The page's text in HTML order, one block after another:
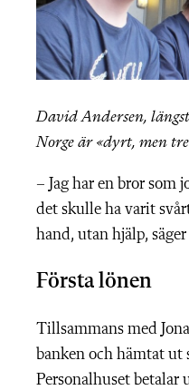
David Andersen,
Norge är «dyrt, men
– Jag har en bror som
det skulle ha varit
hand, utan hjälp,
Första lönen
Tillsammans med
banken och hämtat ut
Personalhuset betalar